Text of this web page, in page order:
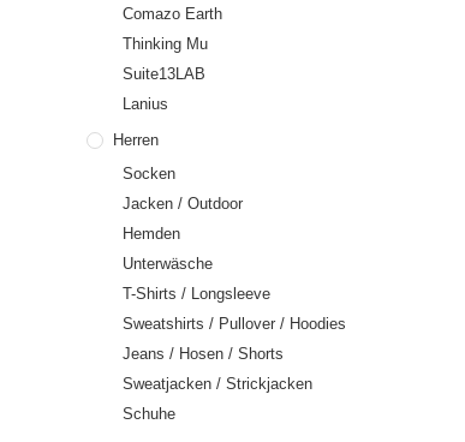
Comazo Earth
Thinking Mu
Suite13LAB
Lanius
Herren
Socken
Jacken / Outdoor
Hemden
Unterwäsche
T-Shirts / Longsleeve
Sweatshirts / Pullover / Hoodies
Jeans / Hosen / Shorts
Sweatjacken / Strickjacken
Schuhe